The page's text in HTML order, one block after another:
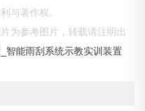
与著作权。
为参考图片，转载请注明出
智能雨刮系统示教实训装置